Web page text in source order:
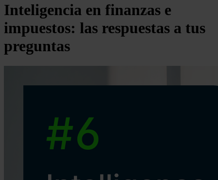
Inteligencia en finanzas e
impuestos: las respuestas a tus
preguntas